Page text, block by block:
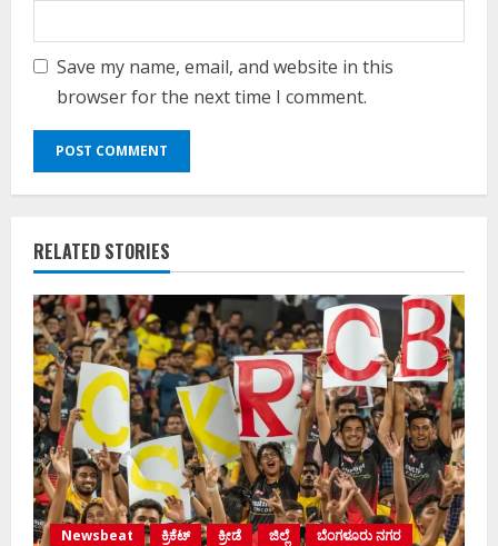
Save my name, email, and website in this
browser for the next time I comment.
RELATED STORIES
Newsbeat ಕ್ರಿಕೆಟ್ ಕ್ರೀಡೆ ಜಿಲ್ಲೆ
ಬೆಂಗಳೂರು ನಗರ